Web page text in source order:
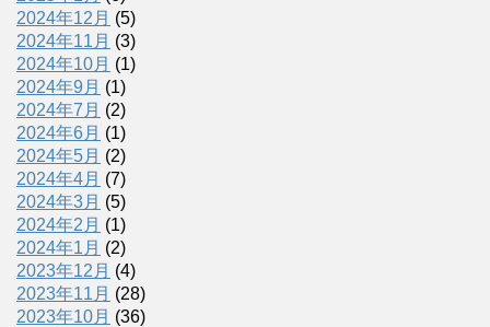
2024年12月 (5)
2024年11月 (3)
2024年10月 (1)
2024年9月 (1)
2024年7月 (2)
2024年6月 (1)
2024年5月 (2)
2024年4月 (7)
2024年3月 (5)
2024年2月 (1)
2024年1月 (2)
2023年12月 (4)
2023年11月 (28)
2023年10月 (36)